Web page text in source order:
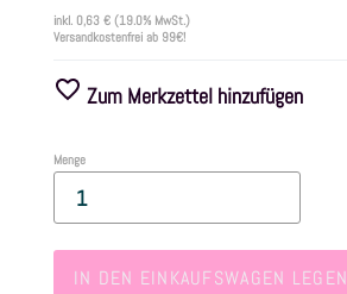
inkl. 0,63 €(19.0% MwSt.)
Versandkostenfrei ab 99€!
Zum Merkzettel hinzufügen
Menge
IN DEN EINKAUFSWAGEN LEGEN